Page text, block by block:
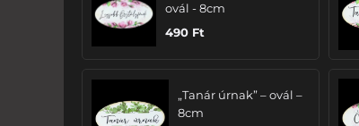
ovál - 8cm
490 Ft
„Tanár úrnak” – ovál –
8cm